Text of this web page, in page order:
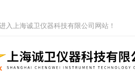
入上海诚卫仪器科技有限公司网站！